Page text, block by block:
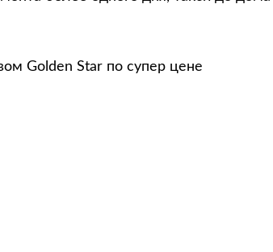
Golden Star по супер цене